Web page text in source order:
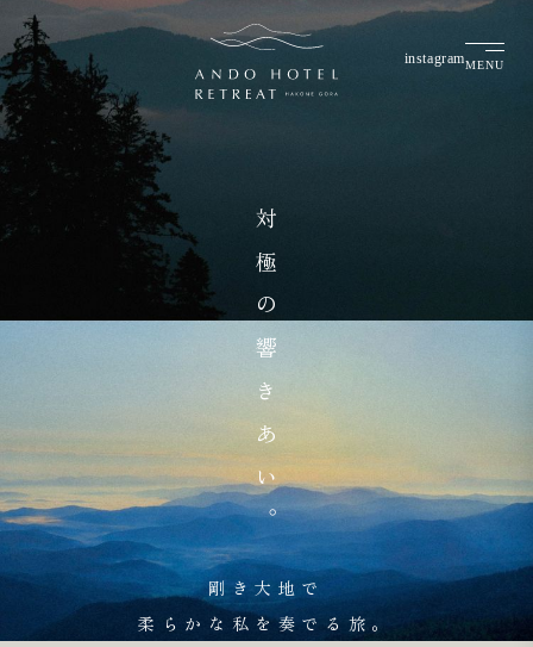
instagramMENU
対極の
響きあい。
剛き大地で
柔らかな私を奏でる旅。